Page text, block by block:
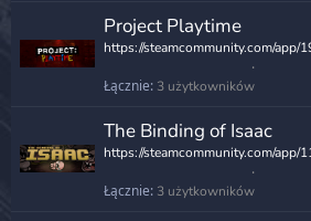
Project Playtime
https://steamcommunity.com/app/
Łącznie 3 użytkowników
The Binding of Isaac
https://steamcommunity.com/app/
Łącznie 3 użytkowników